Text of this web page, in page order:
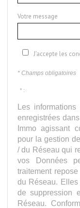
Votre message
J'accepte les
* Champs obligatoires
* :
Les
enregistrées
Immo agissant
pour la gestion
/ du Réseau qui
vos Données
traitement
du Réseau.
de suppression
Réseau.